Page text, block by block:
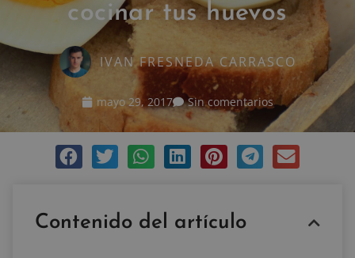
cocinar tus huevos
IVAN FRESNEDA CARRASCO
mayo 29, 2017 Sin comentarios
Contenido del artículo